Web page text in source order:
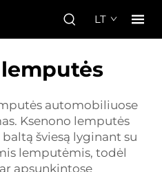
LT
automobiliuose
Ksenono lemputės
šviesą lyginant su
lemputėmis, todėl
apsunkintose